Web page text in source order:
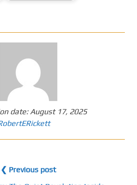
date:August 17, 2025
❮ Previous post